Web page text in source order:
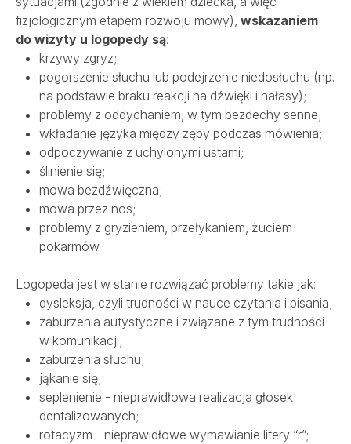
fizjologicznym etapem rozwoju mowy), wskazaniem
do wizyty u logopedy są:
krzywy zgryz;
pogorszenie słuchu lub podejrzenie niedosłuchu (np.
na podstawie braku reakcji na dźwięki i hałasy);
problemy z oddychaniem, w tym bezdechy senne;
wkładanie języka między zęby podczas mówienia;
odpoczywanie z uchylonymi ustami;
ślinienie się;
mowa bezdźwięczna;
mowa przez nos;
problemy z gryzieniem, przełykaniem, żuciem
pokarmów.
Logopeda jest w stanie rozwiązać problemy takie jak:
dysleksja, czyli trudności w nauce czytania i pisania;
zaburzenia autystyczne i związane z tym trudności
w komunikacji;
zaburzenia słuchu;
jąkanie się;
seplenienie - nieprawidłowa realizacja głosek
dentalizowanych;
rotacyzm - nieprawidłowe wymawianie litery “r”;